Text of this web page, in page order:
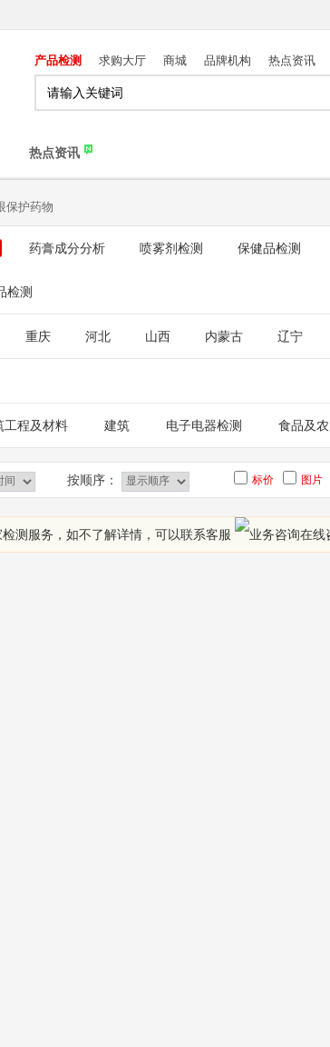
产品检测 求购大厅 商城 品牌机构 热点资讯
热点资讯
保护药物
药膏成分分析 喷雾剂检测 保健品检测
检测
重庆 河北 山西 内蒙古 辽宁
工程及材料 建筑 电子电器检测 食品及
检测 消费品检测 木材及木制品
按顺序： 标价 图片
测服务，如不了解详情，可以联系客服 在线